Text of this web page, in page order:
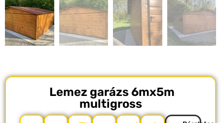
Lemez garázs 6mx5m
multigross